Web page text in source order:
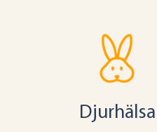
Djurhälsa